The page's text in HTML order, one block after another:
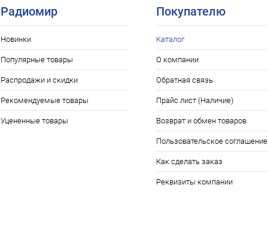
Радиомир
Новинки
Популярные товары
Распродажи и скидки
Рекомендуемые товары
Уцененные товары
Покупателю
Каталог
О компании
Обратная связь
Прайс лист (Наличие)
Возврат и обмен товаров
Пользовательское соглашение
Как сделать заказ
Реквизиты компании